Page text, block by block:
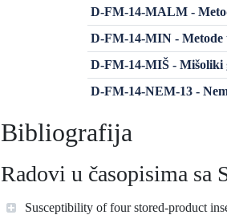
D-FM-14-MALM -
D-FM-14-MIN - Metode
D-FM-14-MIŠ - Mišoliki
D-FM-14-NEM-13 -
Bibliografija
Radovi u časopisima sa
Susceptibility of four stored-product